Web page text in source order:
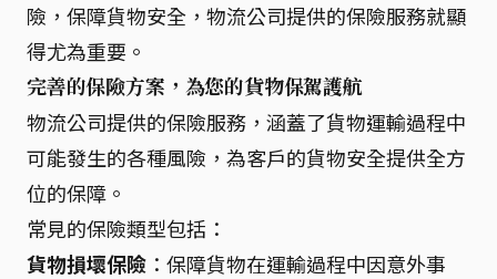
險，保障貨物安全，物流公司提供的保險服務就顯
得尤為重要。
完善的保險方案，為您的貨物保駕護航
物流公司提供的保險服務，涵蓋了貨物運輸過程中
可能發生的各種風險，為客戶的貨物安全提供全方
位的保障。
常見的保險類型包括：
貨物損壞保險 ：保障貨物在運輸過程中因意外事